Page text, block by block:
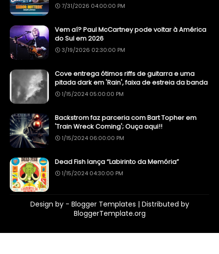
7/31/2026 04:00:00 PM
Vem aí? Paul McCartney pode voltar à América
do Sul em 2026
3/19/2026 02:30:00 PM
Cove entrega ótimos riffs de guitarra e uma
pitada dark em 'Rain', faixa de estreia da banda
1/15/2024 05:00:00 PM
Backstrom faz parceria com Bart Topher em
'Train Wreck Coming'; Ouça aqui!!
1/15/2024 06:00:00 PM
Dead Fish lança “Labirinto da Memória”
1/15/2024 04:30:00 PM
Design by - Blogger Templates | Distributed by
BloggerTemplate.org